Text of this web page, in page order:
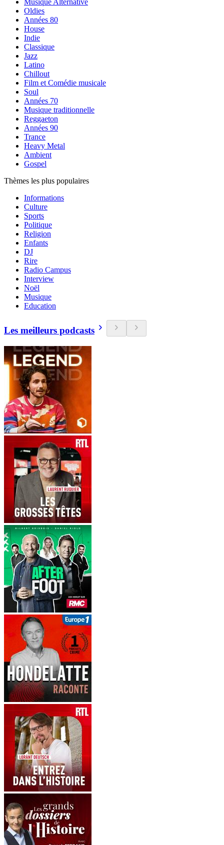
Musique Alternative
Oldies
Années 80
House
Indie
Classique
Jazz
Latino
Chillout
Film et Comédie musicale
Soul
Années 70
Musique traditionnelle
Reggaeton
Années 90
Trance
Heavy Metal
Ambient
Gospel
Thèmes les plus populaires
Informations
Culture
Sports
Politique
Religion
Enfants
DJ
Rire
Radio Campus
Interview
Noël
Musique
Education
Les meilleurs podcasts